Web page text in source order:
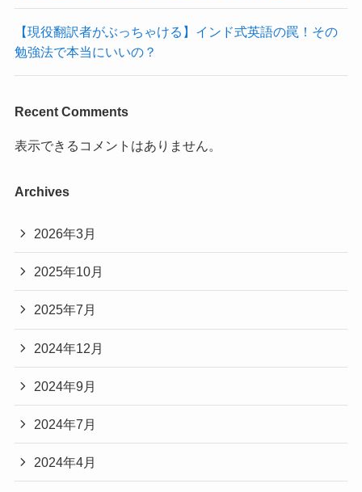
【現役翻訳者がぶっちゃける】インド式英語の罠！その
勉強法で本当にいいの？
Recent Comments
表示できるコメントはありません。
Archives
2026年3月
2025年10月
2025年7月
2024年12月
2024年9月
2024年7月
2024年4月